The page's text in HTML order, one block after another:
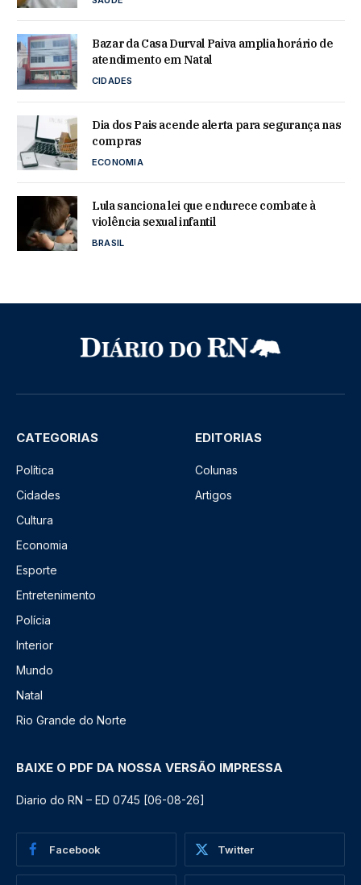
Bazar da Casa Durval Paiva amplia horário de
atendimento em Natal
CIDADES
Dia dos Pais acende alerta para segurança nas
compras
ECONOMIA
Lula sanciona lei que endurece combate à
violência sexual infantil
BRASIL
CATEGORIAS
Política
Cidades
Cultura
Economia
Esporte
Entretenimento
Polícia
Interior
Mundo
Natal
Rio Grande do Norte
EDITORIAS
Colunas
Artigos
BAIXE O PDF DA NOSSA VERSÃO IMPRESSA
Diario do RN – ED 0745 [06-08-26]
Facebook Twitter